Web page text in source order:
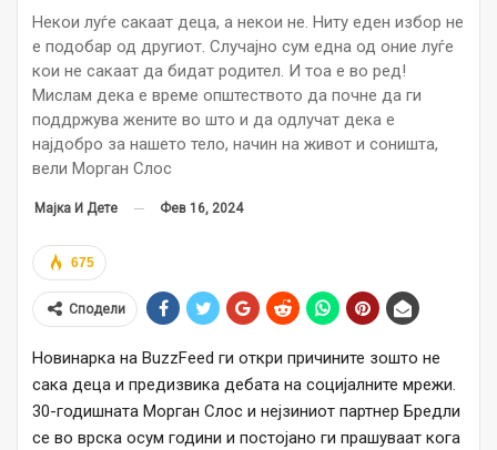
Некои луѓе сакаат деца, а некои не. Ниту еден избор не
е подобар од другиот. Случајно сум една од оние луѓе
кои не сакаат да бидат родител. И тоа е во ред!
Мислам дека е време општеството да почне да ги
поддржува жените во што и да одлучат дека е
најдобро за нашето тело, начин на живот и соништа,
вели Морган Слос
Мајка И Дете Фев 16, 2024
675
Сподели
Новинарка на BuzzFeed ги откри причините зошто не
сака деца и предизвика дебата на социјалните мрежи.
30-годишната Морган Слос и нејзиниот партнер Бредли
се во врска осум години и постојано ги прашуваат кога